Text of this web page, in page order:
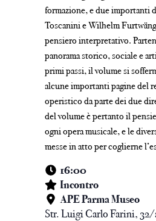
formazione, e due importanti
Toscanini e Wilhelm
pensiero interpretativo.
panorama storico, sociale e
primi passi, il volume si
alcune importanti pagine del
operistico da parte dei due
del volume è pertanto il
ogni opera musicale, e le
messe in atto per coglierne
16:00
Incontro
APE Parma Museo
Str. Luigi Carlo Farini, 32/